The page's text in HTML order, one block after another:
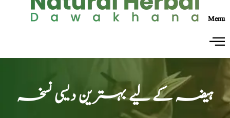
Menu
ہیضہ کے لیے بہترین دیسی نسخہ